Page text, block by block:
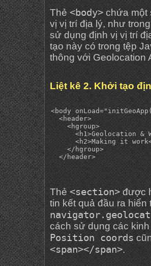
Thẻ<body>chứa một
vị vị trí địa lý, như
sử dụng định vị vị trí
tạo này có trong tệp
thông với Geolocation
Liệt kê 2. Khởi tạo
<body
  <header>
    <hgroup>
<h1>Geolocation &
<h2>Making it
    </hgroup>
  </header>
Thẻ<section>được
tin kết quả đầu ra
cách sử dụng các
Position coords
<span></span>.